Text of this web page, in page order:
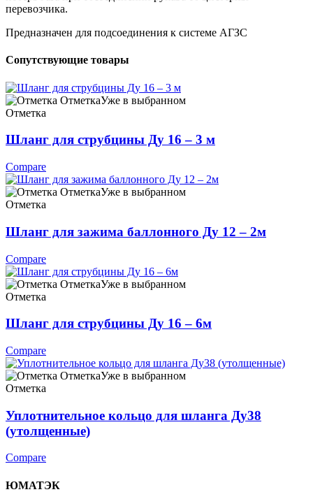
перевозчика.
Предназначен для подсоединения к системе АГЗС
Сопутствующие товары
ОтметкаУже в выбранном
Отметка
Шланг для струбцины Ду 16 – 3 м
Compare
ОтметкаУже в выбранном
Отметка
Шланг для зажима баллонного Ду 12 – 2м
Compare
ОтметкаУже в выбранном
Отметка
Шланг для струбцины Ду 16 – 6м
Compare
ОтметкаУже в выбранном
Отметка
Уплотнительное кольцо для шланга Ду38
(утолщенные)
Compare
ЮМАТЭК